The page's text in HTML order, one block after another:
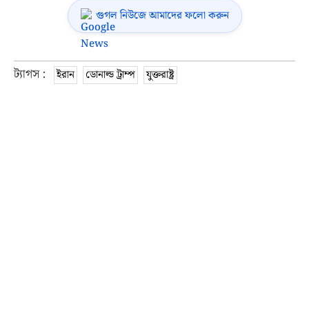
গুগল নিউজে আমাদের ফলো করুন
ট্যাগস : ইরান ডোনাল্ড ট্রাম্প যুক্তরাষ্ট্র